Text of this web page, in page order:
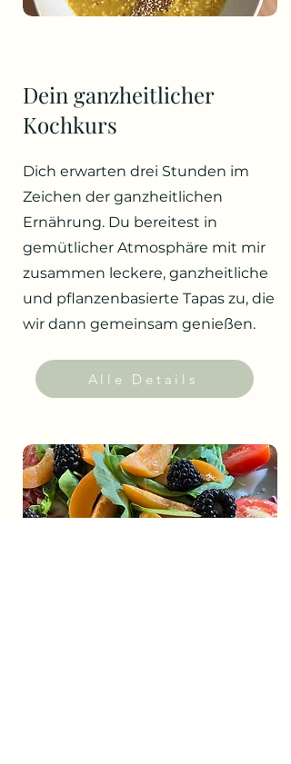
Dein ganzheitlicher
Kochkurs
Dich erwarten drei Stunden im
Zeichen der ganzheitlichen
Ernährung. Du bereitest in
gemütlicher Atmosphäre mit mir
zusammen leckere, ganzheitliche
und pflanzenbasierte Tapas zu, die
wir dann gemeinsam genießen.
Alle Details